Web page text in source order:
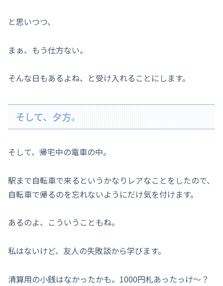
と思いつつ、
まぁ、もう仕方ない。
そんな日もあるよね、と受け入れることにします。
そして、夕方。
そして、帰宅中の電車の中。
駅まで自転車で来るというかなりレアなことをしたので、
自転車で帰るのを忘れないようにだけ気を付けます。
あるのよ、こういうこともね。
私はないけど、友人の失敗談から学びます。
清算用の小銭はなかったかも。1000円札あったっけ～？